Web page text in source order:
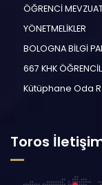
ÖĞRENCİ
YÖNETMELİKLER
BOLOGNA BİLGİ
667 KHK
Kütüphane Oda
Toros